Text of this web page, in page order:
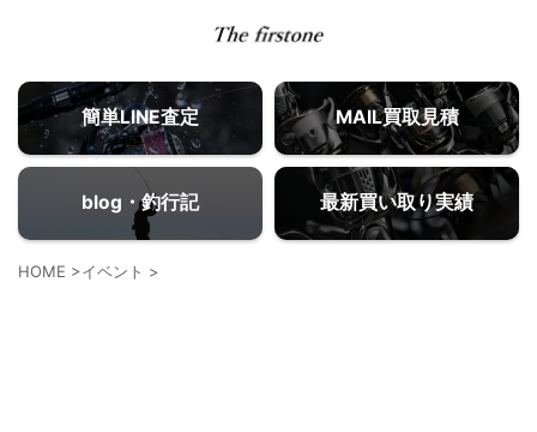
簡単LINE査定 MAIL買取見積
blog・釣行記 最新買い取り実績
HOME >イベント >